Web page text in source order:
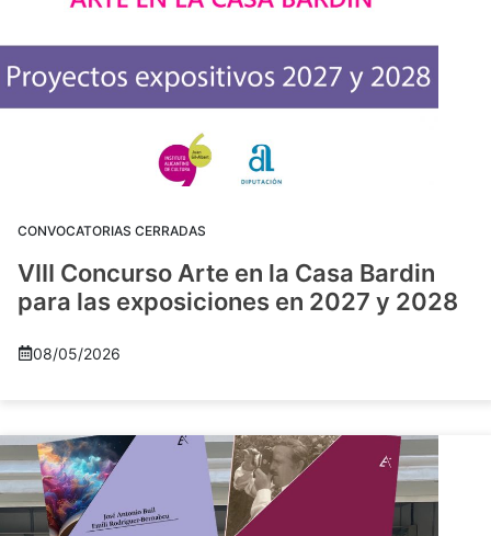
CONVOCATORIAS CERRADAS
VIII Concurso Arte en la Casa Bardin
para las exposiciones en 2027 y 2028
08/05/2026